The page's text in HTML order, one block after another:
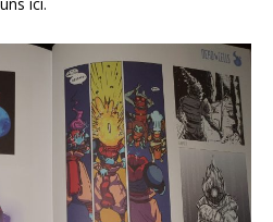
ici.